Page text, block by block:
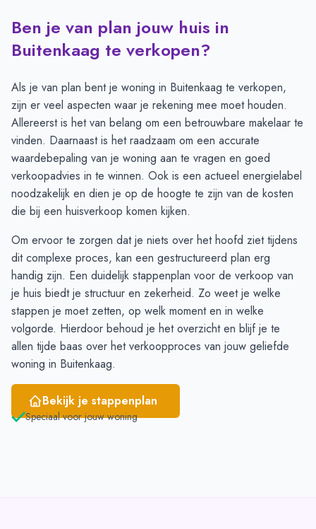
Transacties en aanmeldingen per maand - Buitenkaag
Maand
Transacties
Aanmeldingen
Juli
4
3
Augustus
5
September
3
5
Oktober
1
November
December
Januari
4
2
Februari
2
2
Maart
2
1
Mei
-
3
Juni
1 4
Ben je van plan jouw huis in
Buitenkaag te verkopen?
Als je van plan bent je woning in Buitenkaag te verkopen,
zijn er veel aspecten waar je rekening mee moet houden.
Allereerst is het van belang om een betrouwbare makelaar te
vinden. Daarnaast is het raadzaam om een accurate
waardebepaling van je woning aan te vragen en goed
verkoopadvies in te winnen. Ook is een actueel energielabel
noodzakelijk en dien je op de hoogte te zijn van de kosten
die bij een huisverkoop komen kijken.
Om ervoor te zorgen dat je niets over het hoofd ziet tijdens
dit complexe proces, kan een gestructureerd plan erg
handig zijn. Een duidelijk stappenplan voor de verkoop van
je huis biedt je structuur en zekerheid. Zo weet je welke
stappen je moet zetten, op welk moment en in welke
volgorde. Hierdoor behoud je het overzicht en blijf je te
allen tijde baas over het verkoopproces van jouw geliefde
woning in Buitenkaag.
Bekijk je stappenplan
Speciaal voor jouw woning